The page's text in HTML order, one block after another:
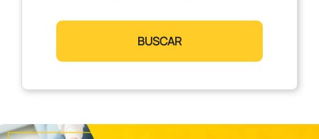
BUSCAR